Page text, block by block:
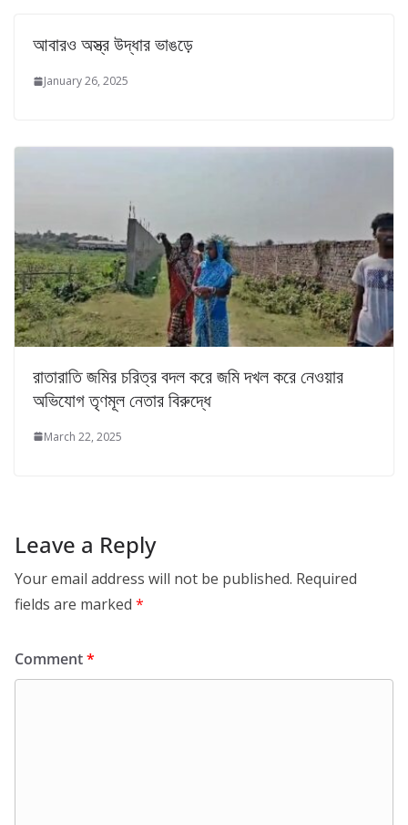
আবারও অস্ত্র উদ্ধার ভাঙড়ে
January 26, 2025
রাতারাতি জমির চরিত্র বদল করে জমি দখল করে নেওয়ার
অভিযোগ তৃণমূল নেতার বিরুদ্ধে
March 22, 2025
Leave a Reply
Your email address will not be published. Required
fields are marked *
Comment*